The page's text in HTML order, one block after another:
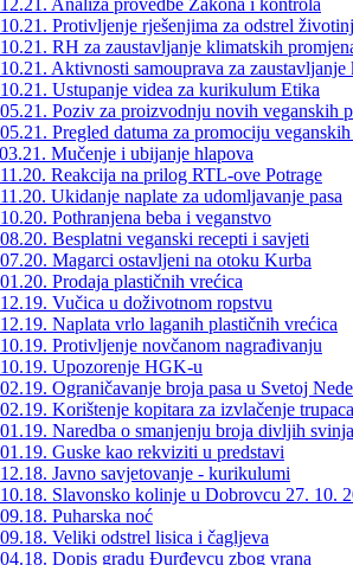
Protivljenje rješenjima za odstrel
RH za zaustavljanje klimatskih
Aktivnosti samouprava za
Ustupanje videa za kurikulum Etika
Poziv za proizvodnju novih veganskih
Pregled datuma za promociju
Mučenje i ubijanje hlapova
Reakcija na prilog RTL-ove Potrage
Ukidanje naplate za udomljavanje pasa
Pothranjena beba i veganstvo
Besplatni veganski recepti i savjeti
Magarci ostavljeni na otoku Kurba
Prodaja plastičnih vrećica
Vučica u doživotnom ropstvu
Naplata vrlo laganih plastičnih vrećica
Protivljenje novčanom nagrađivanju
Upozorenje HGK-u
Ograničavanje broja pasa u Svetoj
Korištenje kopitara za izvlačenje trupaca
Naredba o smanjenju broja divljih svinja
Guske kao rekviziti u predstavi
Javno savjetovanje - kurikulumi
Slavonsko kolinje u Dobrovcu 27. 10.
Puharska noć
Veliki odstrel lisica i čagljeva
Dopis gradu Đurđevcu zbog vrana